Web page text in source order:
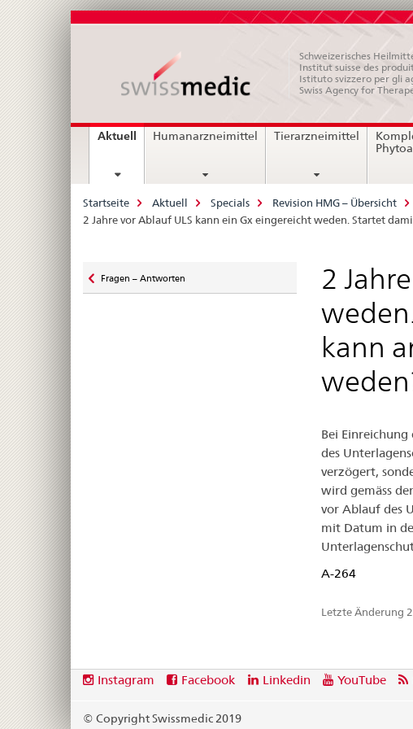
Schweizerisches
Institut suisse des
Istituto svizzero per gli
Swiss Agency for
Hauptnavigation
Aktuell current
Humanarzneimittel Tierarzneimittel
Breadcrumb
Startseite Aktuell Specials Revision HMG – Übersicht
2 Jahre vor Ablauf ULS kann ein Gx eingereicht weden. Startet
zu
Fragen – Antworten
2
kann
Bei Einreichung
des
verzögert,
wird gemäss
vor Ablauf des
mit Datum in
A-264
Letzte Änderung
Footer
Social
links
Instagram Facebook Linkedin YouTube
© Copyright Swissmedic 2019